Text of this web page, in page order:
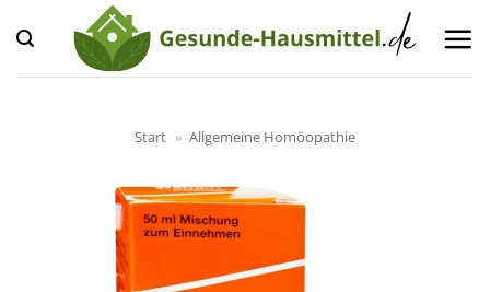
Inhalt
springen
Start » Allgemeine Homöopathie